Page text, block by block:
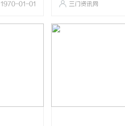
1970-01-01 三门资讯网